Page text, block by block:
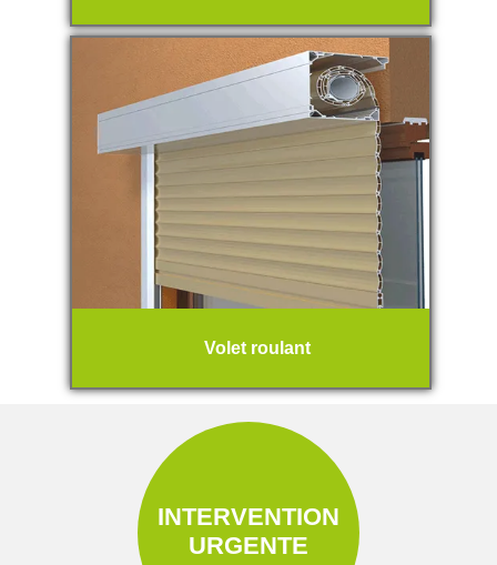
Volet roulant
INTERVENTION
URGENTE